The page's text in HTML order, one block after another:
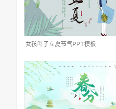
女孩叶子立夏节气PPT模板